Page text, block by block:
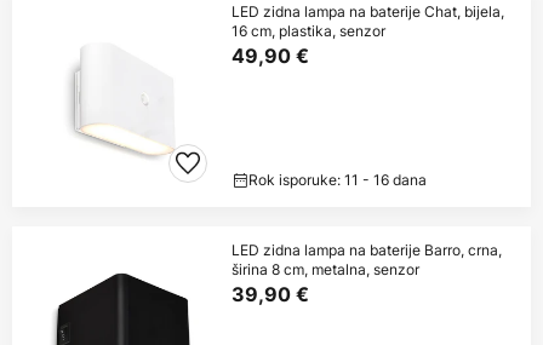
LED zidna lampa na baterije Chat, bijela,
16 cm, plastika, senzor
49,90 €
Rok isporuke: 11 - 16 dana
LED zidna lampa na baterije Barro, crna,
širina 8 cm, metalna, senzor
39,90 €